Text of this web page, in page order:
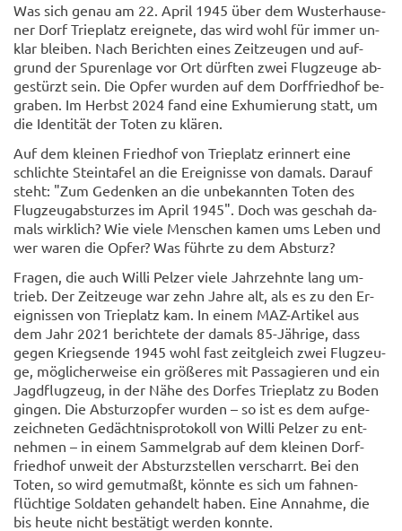
Was sich genau am 22. April 1945 über dem Wus­ter­hau­se­
ner Dorf Trie­platz er­eig­ne­te, das wird wohl für immer un­
klar blei­ben. Nach Be­rich­ten eines Zeit­zeu­gen und auf­
grund der Spu­ren­la­ge vor Ort dürf­ten zwei Flug­zeu­ge ab­
ge­stürzt sein. Die Opfer wur­den auf dem Dorf­fried­hof be­
gra­ben. Im Herbst 2024 fand eine Ex­hu­mie­rung statt, um
die Iden­ti­tät der Toten zu klä­ren.
Auf dem klei­nen Fried­hof von Trie­platz er­in­nert eine
schlich­te Stein­ta­fel an die Er­eig­nis­se von da­mals. Dar­auf
steht: "Zum Ge­den­ken an die un­be­kann­ten Toten des
Flug­zeug­ab­stur­zes im April 1945". Doch was ge­schah da­
mals wirk­lich? Wie viele Men­schen kamen ums Leben und
wer waren die Opfer? Was führ­te zu dem Ab­sturz?
Fra­gen, die auch Willi Pel­zer viele Jahr­zehn­te lang um­
trieb. Der Zeit­zeu­ge war zehn Jahre alt, als es zu den Er­
eig­nis­sen von Trie­platz kam. In einem MAZ-​Artikel aus
dem Jahr 2021 be­rich­te­te der da­mals 85-​Jährige, dass
gegen Kriegs­en­de 1945 wohl fast zeit­gleich zwei Flug­zeu­
ge, mög­li­cher­wei­se ein grö­ße­res mit Pas­sa­gie­ren und ein
Jagd­flug­zeug, in der Nähe des Dor­fes Trie­platz zu Boden
gin­gen. Die Ab­sturz­op­fer wur­den – so ist es dem auf­ge­
zeich­ne­ten Ge­dächt­nis­pro­to­koll von Willi Pel­zer zu ent­
neh­men – in einem Sam­mel­grab auf dem klei­nen Dorf­
fried­hof un­weit der Ab­sturz­stel­len ver­scharrt. Bei den
Toten, so wird ge­mut­maßt, könn­te es sich um fah­nen­
flüch­ti­ge Sol­da­ten ge­han­delt haben. Eine An­nah­me, die
bis heute nicht be­stä­tigt wer­den konn­te.